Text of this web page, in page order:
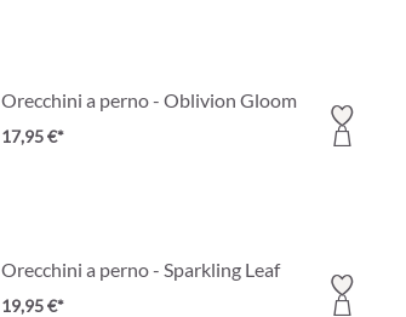
Orecchini a perno - Oblivion Gloom
17,95 €*
Orecchini a perno - Sparkling Leaf
19,95 €*